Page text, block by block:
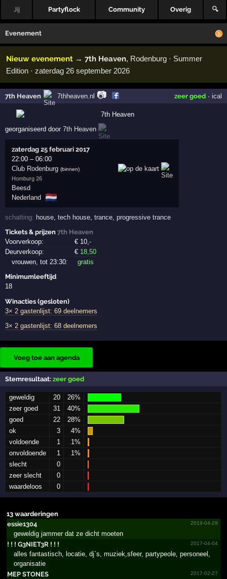
Jij Partyflock Community Overig 🔍
Evenement
Nieuw evenement →7th Heaven, Rodenburg · Summer
Edition · zaterdag 26 september 2026
7th Heaven 7thheaven.nl 📷 zeer goed· ical
georganiseerd door7th Heaven
zaterdag 25 februari 2017
22:00 –06:00
Club Rodenburg (binnen)
Homburg 26
Beesd
Nederland 🇳🇱
schatting: house ,tech house ,trance ,progressive trance
Tickets & prijzen7th Heaven
Voorverkoop:
€ 10,-
Deurverkoop:
€ 18,50
vrouwen, tot 23:30:
gratis
Minimumleeftijd
18
Winacties (gesloten)
3× 2 gastenlijst: 69 deelnemers
3× 2 gastenlijst: 68 deelnemers
Voeg toe aan agenda
Stemresultaat:zeer goed
geweldig 20
26%
zeer goed
31
40%
goed
22
28%
ok
3
4%
voldoende
1
1%
onvoldoende
1
1%
slecht
0
zeer slecht
0
waardeloos
0
13 waarderingen
essie1304
2019-04-29
geweldig jammer dat ze dicht moeten
!­ !­ !­ G3NIET3R !­ !­ !­
2017-04-04
alles fantastisch, locatie, dj`s, muziek,sfeer, partypeole, personeel,
organisatie
MEP STONES
2017-02-27